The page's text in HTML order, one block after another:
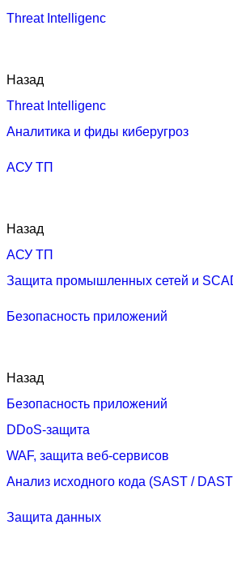
Threat Intelligenc
Назад
Threat Intelligenc
Аналитика и фиды киберугроз
АСУ ТП
Назад
АСУ ТП
Защита промышленных сетей и
Безопасность приложений
Назад
Безопасность приложений
DDoS-защита
WAF, защита веб-сервисов
Анализ исходного кода (SAST /
Защита данных